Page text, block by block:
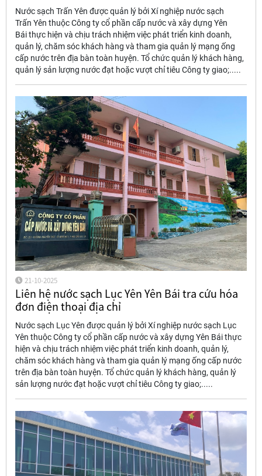
Nước sạch Trấn Yên được quản lý bởi Xí nghiệp nước sạch
Trấn Yên thuộc Công ty cổ phần cấp nước và xây dựng Yên
Bái thực hiện và chịu trách nhiệm việc phát triển kinh doanh,
quản lý, chăm sóc khách hàng và tham gia quản lý mạng ống
cấp nước trên địa bàn toàn huyện. Tổ chức quản lý khách hàng,
quản lý sản lượng nước đạt hoặc vượt chỉ tiêu Công ty giao;.....
21-10-2025
Liên hệ nước sạch Lục Yên Yên Bái tra cứu hóa
đơn điện thoại địa chỉ
Nước sạch Lục Yên được quản lý bởi Xí nghiệp nước sạch Lục
Yên thuộc Công ty cổ phần cấp nước và xây dựng Yên Bái thực
hiện và chịu trách nhiệm việc phát triển kinh doanh, quản lý,
chăm sóc khách hàng và tham gia quản lý mạng ống cấp nước
trên địa bàn toàn huyện. Tổ chức quản lý khách hàng, quản lý
sản lượng nước đạt hoặc vượt chỉ tiêu Công ty giao;.....